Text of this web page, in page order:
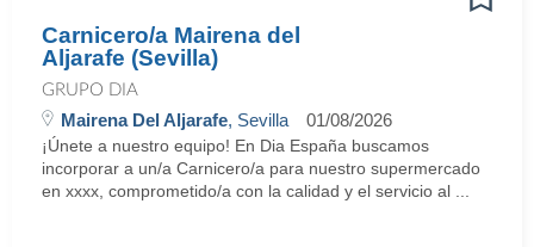
Carnicero/a Mairena del
Aljarafe (Sevilla)
GRUPO DIA
Mairena Del Aljarafe, Sevilla 01/08/2026
¡Únete a nuestro equipo! En Dia España buscamos
incorporar a un/a Carnicero/a para nuestro supermercado
en xxxx, comprometido/a con la calidad y el servicio al ...